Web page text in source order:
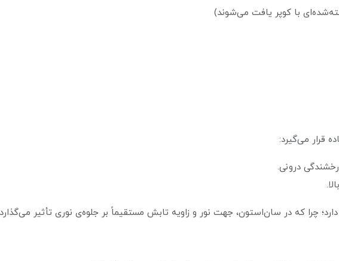
با کوپر یافت می‌شوند)
قرار می‌گیرد:
چرا که در سان‌استون، جهت نور و زاویه تابش مستقیماً بر جلوه‌ی نوری تأثیر